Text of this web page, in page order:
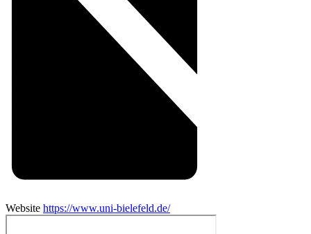
Website https://www.uni-bielefeld.de/